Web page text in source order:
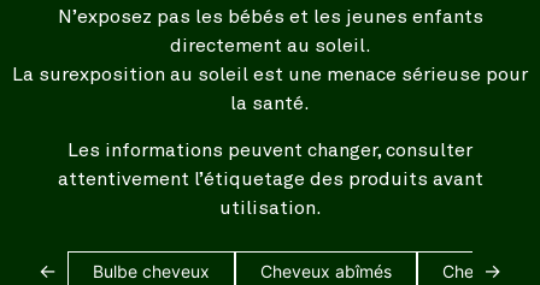
N’exposez pas les bébés et les jeunes enfants
directement au soleil.
La surexposition au soleil est une menace sérieuse pour
la santé.
Les informations peuvent changer, consulter
attentivement l’étiquetage des produits avant
utilisation.
← Bulbe cheveux Cheveux abîmés Cheveux
→